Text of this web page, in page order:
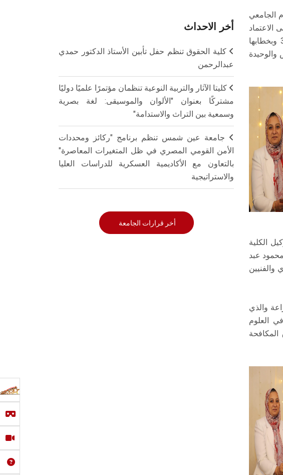
الجامعي
الاعتماد
من الهيئة القومية لضمان جودة التعليم والاعتماد بموافقة مجلس إدارتها رقم (228) بتاريخ 30/8/2023 وبخطابها
والوحيدة
الكلية
محمود عبد
والفنيين
والذي
العلوم
المكافحة
أخر الاحداث
كلية الحقوق تنظم حفل تأبين الأستاذ الدكتور حمدي
عبدالرحمن
كليتا الآثار والتربية النوعية تنظمان مؤتمرًا علميًا دوليًا
مشتركًا بعنوان "الألوان والموسيقى: لغة بصرية
وسمعية بين التراث والاستدامة"
جامعة عين شمس تنظم برنامج "ركائز ومحددات
الأمن القومي المصري في ظل المتغيرات المعاصرة"
بالتعاون مع الأكاديمية العسكرية للدراسات العليا
والاستراتيجية
أخر قرارات الجامعة